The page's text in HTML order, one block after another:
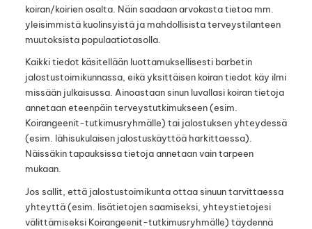
koiran/koirien osalta. Näin saadaan arvokasta tietoa mm.
yleisimmistä kuolinsyistä ja mahdollisista terveystilanteen
muutoksista populaatiotasolla.
Kaikki tiedot käsitellään luottamuksellisesti barbetin
jalostustoimikunnassa, eikä yksittäisen koiran tiedot käy ilmi
missään julkaisussa. Ainoastaan sinun luvallasi koiran tietoja
annetaan eteenpäin terveystutkimukseen (esim.
Koirangeenit-tutkimusryhmälle) tai jalostuksen yhteydessä
(esim. lähisukulaisen jalostuskäyttöä harkittaessa).
Näissäkin tapauksissa tietoja annetaan vain tarpeen
mukaan.
Jos sallit, että jalostustoimikunta ottaa sinuun tarvittaessa
yhteyttä (esim. lisätietojen saamiseksi, yhteystietojesi
välittämiseksi Koirangeenit-tutkimusryhmälle) täydennä